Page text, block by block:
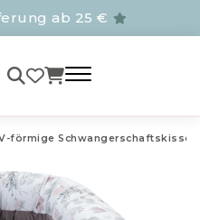
ab 25 €
förmige Schwangerschaftskissen